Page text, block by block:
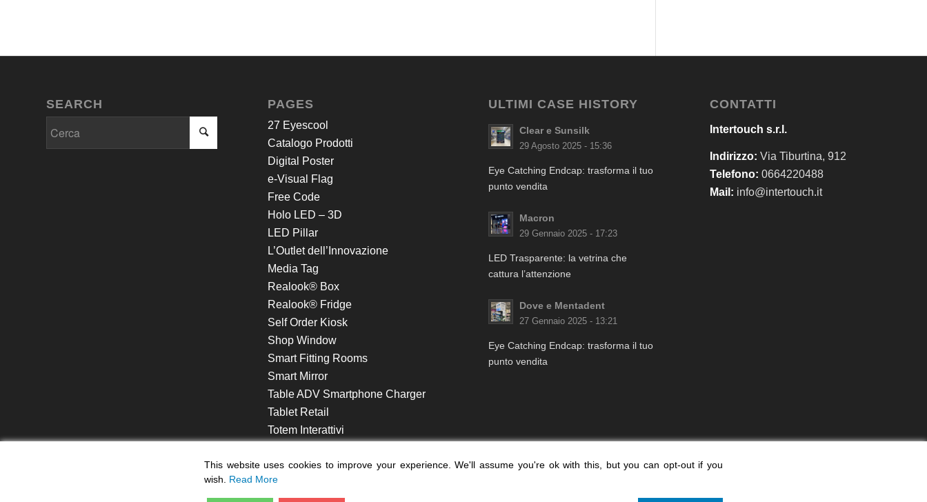
SEARCH PAGES
27 Eyescool
Catalogo Prodotti
Digital Poster
e-Visual Flag
Free Code
Holo LED – 3D
LED Pillar
L’Outlet dell’Innovazione
Media Tag
Realook® Box
Realook® Fridge
Self Order Kiosk
Shop Window
Smart Fitting Rooms
Smart Mirror
Table ADV Smartphone Charger
Tablet Retail
Totem Interattivi
ULTIMI CASE HISTORY
Clear e Sunsilk
29 Agosto 2025 - 15:36
Eye Catching Endcap: trasforma il tuo
punto vendita
Macron
29 Gennaio 2025 - 17:23
LED Trasparente: la vetrina che
cattura l’attenzione
Dove e Mentadent
27 Gennaio 2025 - 13:21
Eye Catching Endcap: trasforma il tuo
punto vendita
CONTATTI
Intertouch s.r.l.
Indirizzo: Via Tiburtina, 912
Telefono: 0664220488
Mail: info@intertouch.it
This website uses cookies to improve your experience. We'll assume you're ok with this, but you can opt-out if you
wish. Read More